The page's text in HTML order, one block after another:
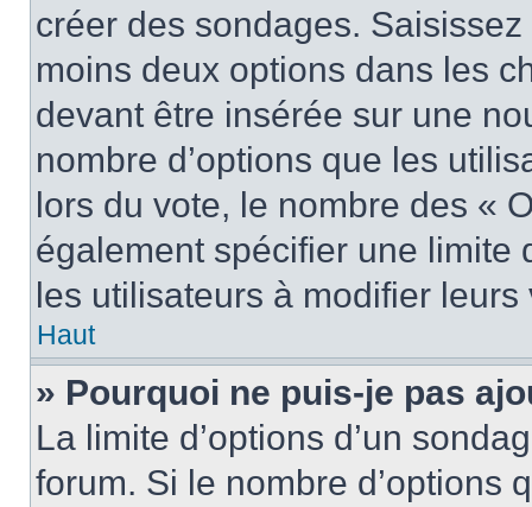
créer des sondages.
moins deux options dans les
devant être insérée sur une
nombre d’options que les
lors du vote, le nombre des «
également spécifier une limite
les utilisateurs à modifier leurs
Haut
» Pourquoi ne puis-je pas
La limite d’options d’un
forum. Si le nombre d’options